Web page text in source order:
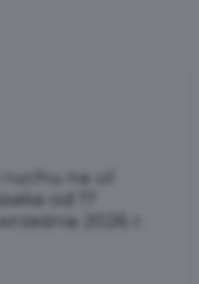
na ul.
od 17
2026 r.